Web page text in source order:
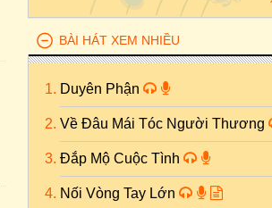
BÀI HÁT XEM NHIỀU
Duyên Phận
Về Đâu Mái Tóc Người Thương
Đắp Mộ Cuộc Tình
Nối Vòng Tay Lớn